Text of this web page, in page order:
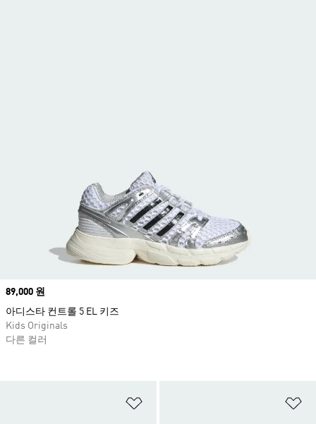
Price
89,000 원
아디스타 컨트롤 5 EL 키즈
Kids Originals
다른 컬러